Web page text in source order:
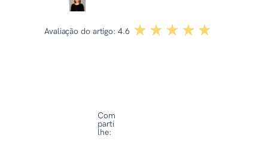
Avaliação do artigo: 4.6 ☆☆☆☆☆
★★★★★
Com
parti
lhe: